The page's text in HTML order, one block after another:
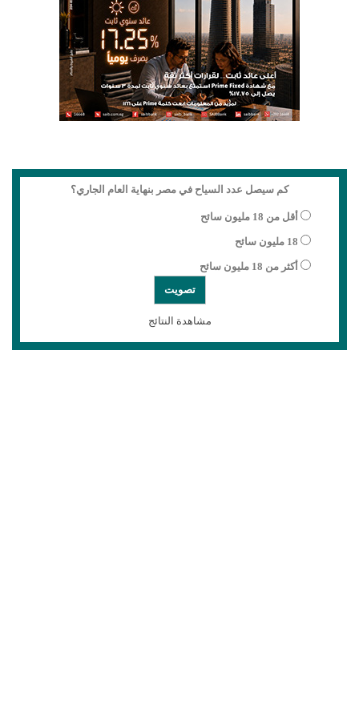
كم سيصل عدد السياح في مصر بنهاية العام الجاري؟
أقل من 18 مليون سائح
18 مليون سائح
أكثر من 18 مليون سائح
مشاهدة النتائج